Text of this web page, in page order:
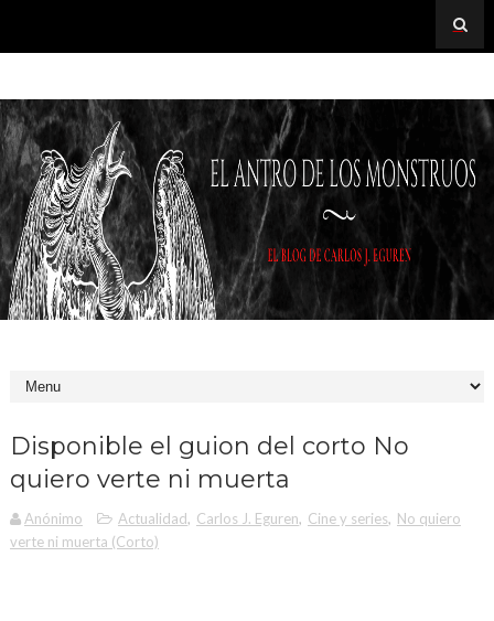
Disponible el guion del corto No
quiero verte ni muerta
Anónimo Actualidad, Carlos J. Eguren, Cine y series, No quiero
verte ni muerta (Corto)